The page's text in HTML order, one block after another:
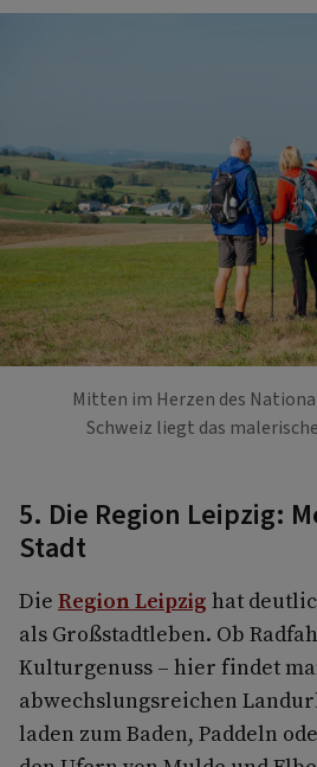
Mitten im Herzen des
Schweiz liegt das
5. Die Region Leipzig:
Stadt
Die Region Leipzig hat
als Großstadtleben. Ob
Kulturgenuss – hier findet
abwechslungsreichen
laden zum Baden, Paddeln